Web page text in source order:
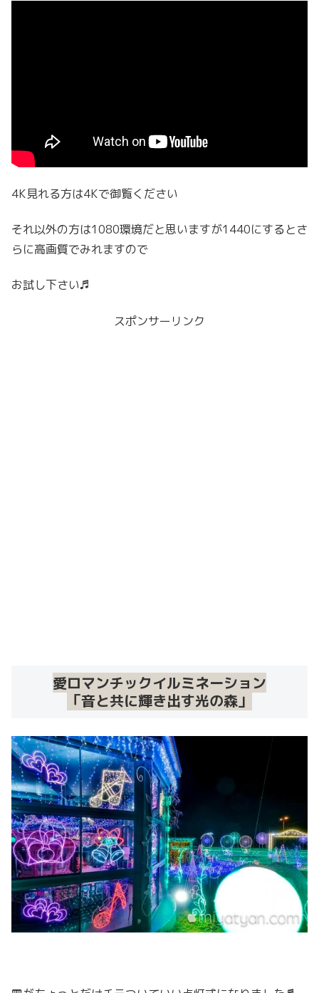
4K見れる方は4Kで御覧ください
それ以外の方は1080環境だと思いますが1440にするとさ
らに高画質でみれますので
お試し下さい♬
スポンサーリンク
愛ロマンチックイルミネーション
「音と共に輝き出す光の森」